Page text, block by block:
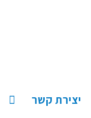
יצירת קשר